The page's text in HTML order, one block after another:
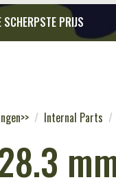
SCHERPSTE PRIJS
Internal Parts